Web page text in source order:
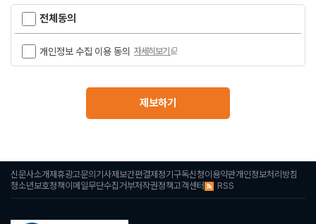
전체동의
개인정보 수집 이용 동의 자세히보기
제보하기
신문사소개제휴광고문의기사제보간편결제정기구독신청이용약관개인정보처리방침
청소년보호정책이메일무단수집거부저작권정책고객센터 RSS